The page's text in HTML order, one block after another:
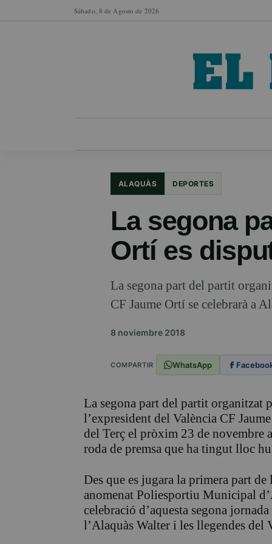
Sábado, 8 de Agosto de 2026
ALAQUÀS DEPORTES
La segona
Ortí es
La segona part del partit
CF Jaume Ortí se celebrarà a
8 noviembre 2018
COMPARTIR WhatsApp
La segona part del partit organitzat
l’expresident del València CF
del Terç el pròxim 23 de novembre
roda de premsa que ha tingut lloc
Des que es jugara la primera part
anomenat Poliesportiu Municipal
celebració d’aquesta segona
l’Alaquàs Walter i les llegendes del